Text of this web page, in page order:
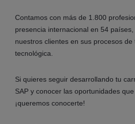
Contamos con más de 1.800
presencia internacional en 54
nuestros clientes en sus procesos de
tecnológica.
Si quieres seguir desarrollando tu
SAP y conocer las oportunidades
¡queremos conocerte!